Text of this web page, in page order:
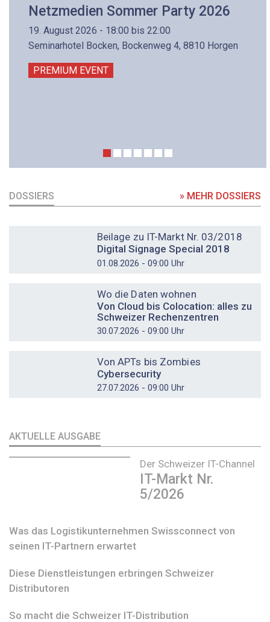
Netzmedien Sommer Party 2026
19. August 2026 - 18:00 bis 22:00
Seminarhotel Bocken, Bockenweg 4, 8810 Horgen
PREMIUM EVENT
DOSSIERS » MEHR DOSSIERS
Beilage zu IT-Markt Nr. 03/2018
Digital Signage Special 2018
01.08.2026 - 09:00 Uhr
Wo die Daten wohnen
Von Cloud bis Colocation: alles zu
Schweizer Rechenzentren
30.07.2026 - 09:00 Uhr
Von APTs bis Zombies
Cybersecurity
27.07.2026 - 09:00 Uhr
AKTUELLE AUSGABE
Der Schweizer IT-Channel
IT-Markt Nr.
5/2026
Was das Logistikunternehmen Swissconnect von
seinen IT-Partnern erwartet
Diese Dienstleistungen erbringen Schweizer
Distributoren
So macht die Schweizer IT-Distribution